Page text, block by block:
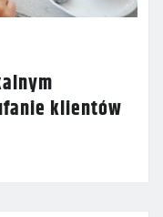
klientów